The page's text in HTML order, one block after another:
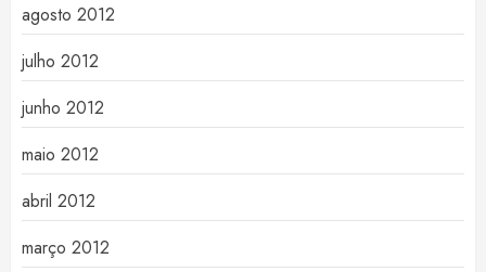
agosto 2012
julho 2012
junho 2012
maio 2012
abril 2012
março 2012